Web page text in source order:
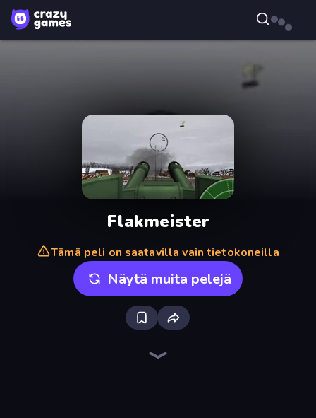
Flakmeister
Tämä peli on saatavilla vain tietokoneilla
Näytä muita pelejä